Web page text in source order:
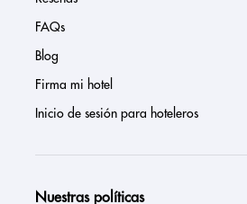
FAQs
Blog
Firma mi hotel
Inicio de sesión para hoteleros
Nuestras políticas